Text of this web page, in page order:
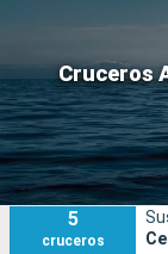
Cruceros
Nuestros
Fecha de
Puertos
5
cruceros